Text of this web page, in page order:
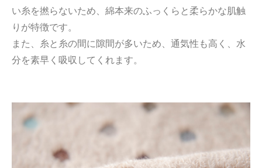
い糸を撚らないため、綿本来のふっくらと柔らかな肌触
りが特徴です。
また、糸と糸の間に隙間が多いため、通気性も高く、水
分を素早く吸収してくれます。